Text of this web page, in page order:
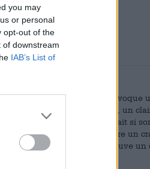
you may
or personal
opt-out of the
of downstream
IAB’s List of
€ 0,08
Night, Munich Brew Mafia évoque
baignés de noir de minuit, un
les branches emmêlées. Il fait si
d’arbre et pensez entendre un
cette scène étrange se trouve un